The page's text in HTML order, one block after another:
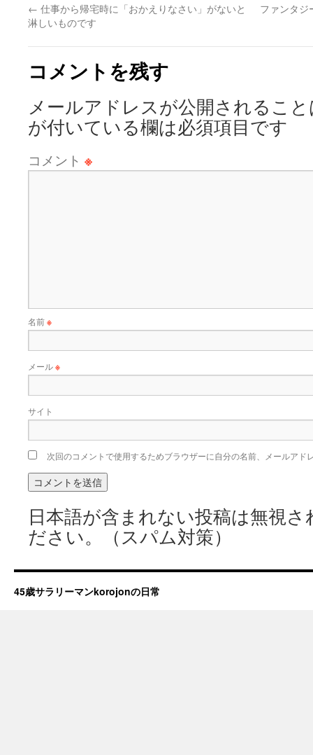
← 仕事から帰宅時に「おかえりなさい」がないと
淋しいものです
ファンタジ
コメントを残す
メールアドレスが公開されるこ
が付いている欄は必須項目です
コメント ※
名前※
メール※
サイト
次回のコメントで使用するためブラウザーに自分の名前、メールアド
日本語が含まれない投稿は無視
ださい。（スパム対策）
45歳サラリーマンkorojonの日常